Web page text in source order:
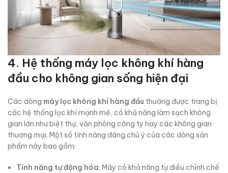
4. Hệ thống máy lọc không khí hàng
đầu cho không gian sống hiện đại
Các dòng máy lọc không khí hàng đầu thường được trang bị
các hệ thống lọc khí mạnh mẽ, có khả năng làm sạch không
gian lớn như biệt thự, văn phòng công ty hay các không gian
thương mại. Một số tính năng đáng chú ý của các dòng sản
phẩm này bao gồm:
Tính năng tự động hóa: Máy có khả năng tự điều chỉnh chế